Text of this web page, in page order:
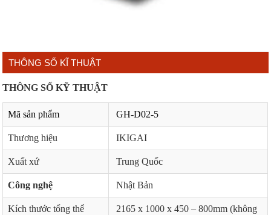
THÔNG SỐ KĨ THUẬT
THÔNG SỐ KỸ THUẬT
Mã sản phẩm GH-D02-5
Thương hiệu IKIGAI
Xuất xứ Trung Quốc
Công nghệ Nhật Bản
Kích thước tổng thể
2165 x 1000 x 450 – 800mm (không